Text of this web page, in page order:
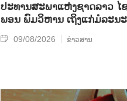
ປະທານສະພາແຫ່ງຊາດລາວ ໄ
ພອນ ພົມວິຫານ ເຖິງແກ່ມໍລະນ
09/08/2026 ຂ່າວສານ